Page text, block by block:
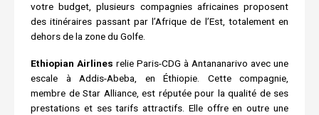
votre budget, plusieurs compagnies africaines proposent
des itinéraires passant par l’Afrique de l’Est, totalement en
dehors de la zone du Golfe.
Ethiopian Airlines relie Paris-CDG à Antananarivo avec une
escale à Addis-Abeba, en Éthiopie. Cette compagnie,
membre de Star Alliance, est réputée pour la qualité de ses
prestations et ses tarifs attractifs. Elle offre en outre une